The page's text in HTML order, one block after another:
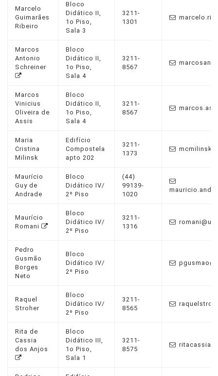
Marcelo
Guimarães
Ribeiro
Bloco
Didático II,
1o Piso,
Sala 3
3211-
1301
Marcos
Antonio
Schreiner
Bloco
Didático II,
1o Piso,
Sala 4
3211-
8567
Marcos
Vinicius
Oliveira de
Assis
Bloco
Didático II,
1o Piso,
Sala 4
3211-
8567
Maria
Cristina
Milinsk
Edifício
Compostela
apto 202
3211-
1373
Maurício
Guy de
Andrade
Bloco
Didático IV/
2º Piso
(44)
99139-
1020
Maurício
Romani
Bloco
Didático IV/
2º Piso
3211-
1316
Pedro
Gusmão
Borges
Neto
Bloco
Didático IV/
2º Piso
Raquel
Stroher
Bloco
Didático IV/
2º Piso
3211-
8565
Rita de
Cassia
dos Anjos
Bloco
Didático III,
1o Piso,
Sala 1
3211-
8575